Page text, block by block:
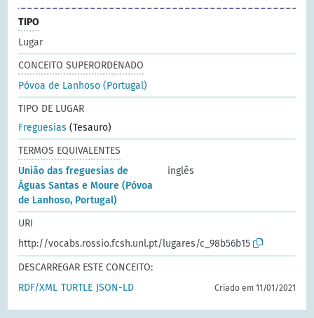
TIPO
Lugar
CONCEITO SUPERORDENADO
Póvoa de Lanhoso (Portugal)
TIPO DE LUGAR
Freguesias (Tesauro)
TERMOS EQUIVALENTES
União das freguesias de
Águas Santas e Moure (Póvoa
de Lanhoso, Portugal)
inglês
URI
http://vocabs.rossio.fcsh.unl.pt/lugares/c_98b56b15
DESCARREGAR ESTE CONCEITO:
RDF/XML TURTLE JSON-LD Criado em 11/01/2021